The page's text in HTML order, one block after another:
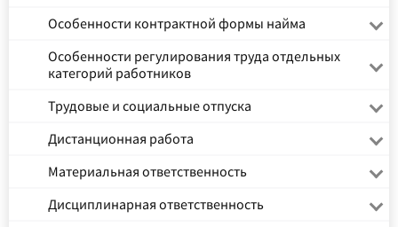
Особенности контрактной формы найма
Особенности регулирования труда отдельных
категорий работников
Трудовые и социальные отпуска
Дистанционная работа
Материальная ответственность
Дисциплинарная ответственность